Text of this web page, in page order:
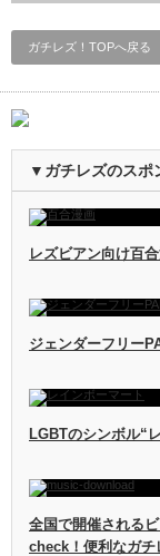
ガチレズ！TOPへ戻る
▼ガチレズのスポ
レズビアン向け百
ジェンダーフリー
LGBTのシンボル“
全国で開催される
check！便利なガチ